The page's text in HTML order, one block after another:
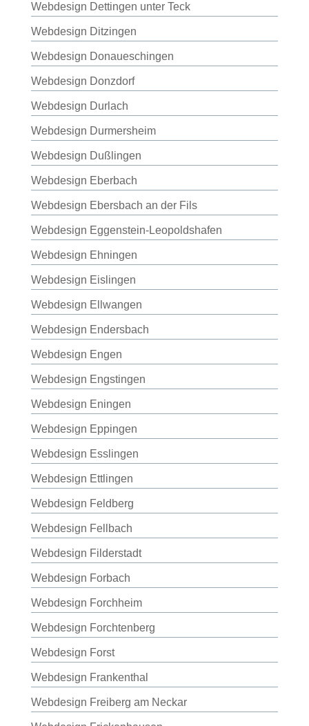
Webdesign Dettingen unter Teck
Webdesign Ditzingen
Webdesign Donaueschingen
Webdesign Donzdorf
Webdesign Durlach
Webdesign Durmersheim
Webdesign Dußlingen
Webdesign Eberbach
Webdesign Ebersbach an der Fils
Webdesign Eggenstein-Leopoldshafen
Webdesign Ehningen
Webdesign Eislingen
Webdesign Ellwangen
Webdesign Endersbach
Webdesign Engen
Webdesign Engstingen
Webdesign Eningen
Webdesign Eppingen
Webdesign Esslingen
Webdesign Ettlingen
Webdesign Feldberg
Webdesign Fellbach
Webdesign Filderstadt
Webdesign Forbach
Webdesign Forchheim
Webdesign Forchtenberg
Webdesign Forst
Webdesign Frankenthal
Webdesign Freiberg am Neckar